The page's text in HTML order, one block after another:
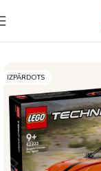
Sākums
IZPĀRDOTS